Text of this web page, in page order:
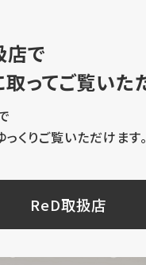
で
ってご覧いた
くりご覧いただけます。
ReD取扱店